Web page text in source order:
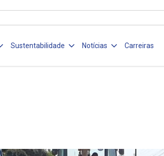
Sustentabilidade Notícias Carreiras